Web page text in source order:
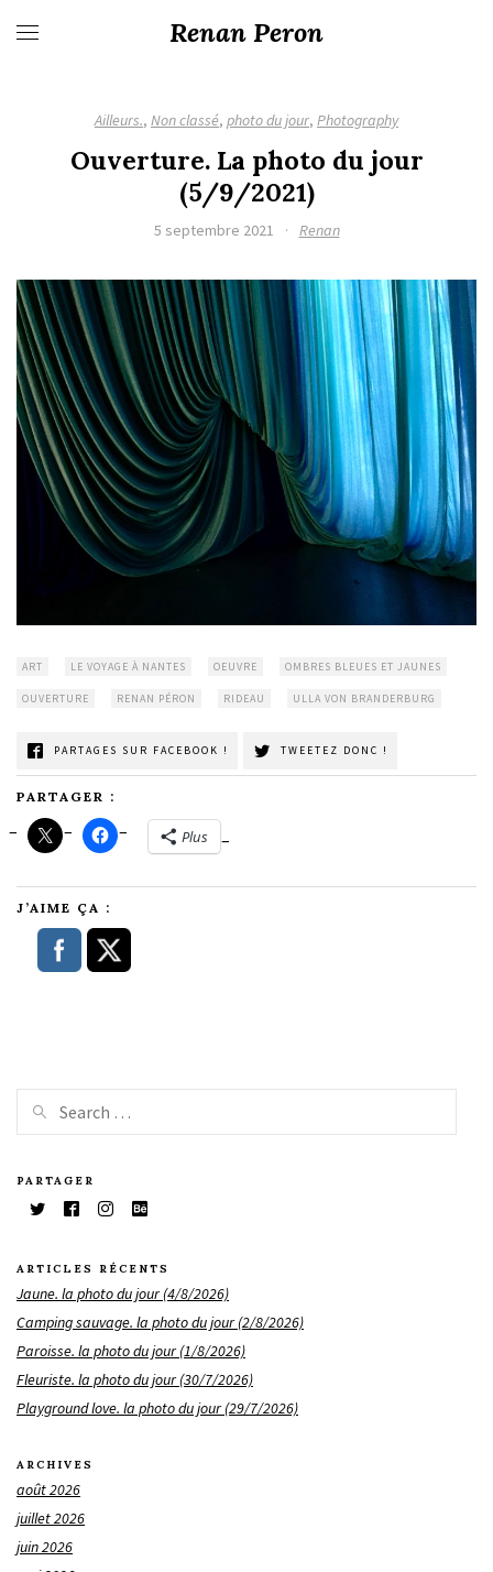
Renan Peron
Ailleurs., Non classé, photo du jour, Photography
Ouverture. La photo du jour
(5/9/2021)
5 septembre 2021 · Renan
ART LE VOYAGE À NANTES OEUVRE OMBRES BLEUES ET JAUNES
OUVERTURE RENAN PÉRON RIDEAU ULLA VON BRANDERBURG
PARTAGES SUR FACEBOOK ! TWEETEZ DONC !
PARTAGER :
Plus
J’AIME ÇA :
PARTAGER
ARTICLES RÉCENTS
Jaune. la photo du jour (4/8/2026)
Camping sauvage. la photo du jour (2/8/2026)
Paroisse. la photo du jour (1/8/2026)
Fleuriste. la photo du jour (30/7/2026)
Playground love. la photo du jour (29/7/2026)
ARCHIVES
août 2026
juillet 2026
juin 2026